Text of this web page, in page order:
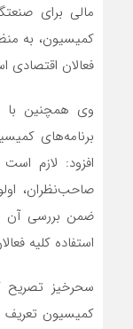
مالی برای
کمیسیون، به
فعالان اقتصادی
وی همچنین با
برنامه‌های
افزود: لازم
صاحب‌نظران،
ضمن بررسی آن
استفاده کلیه
سحرخیز تصریح
کمیسیون تعریف